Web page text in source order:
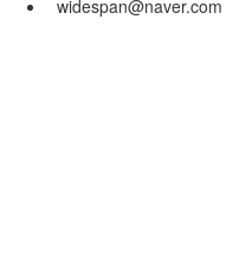
widespan@naver.com